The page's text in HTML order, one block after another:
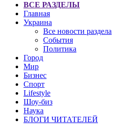
ВСЕ РАЗДЕЛЫ
Главная
Украина
Все новости раздела
События
Политика
Город
Мир
Бизнес
Спорт
Lifestyle
Шоу-биз
Наука
БЛОГИ ЧИТАТЕЛЕЙ